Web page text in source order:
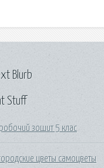
Stuff
зошит 5 клас
цветы самоцветы
Blurb